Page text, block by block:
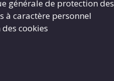
générale de protection des
à caractère personnel
cookies